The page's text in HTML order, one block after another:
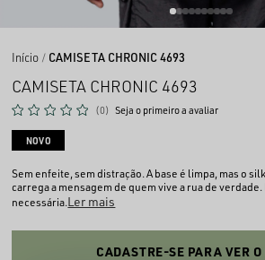
Início CAMISETA CHRONIC 4693
CAMISETA CHRONIC 4693
(0) Seja o primeiro a avaliar
NOVO
Sem enfeite, sem distração. A base é limpa, mas o
carrega a mensagem de quem vive a rua de verdade.
necessária.Ler mais
CADASTRE-SE PARA VER O